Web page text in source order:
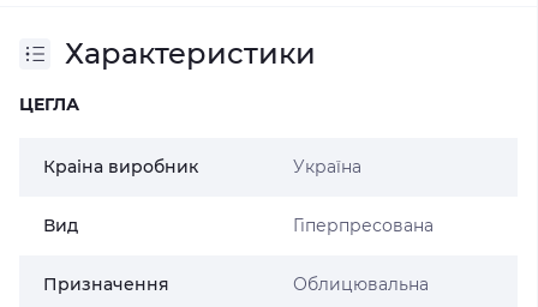
Характеристики
ЦЕГЛА
Краіна виробник Україна
Вид Гіперпресована
Призначення Облицювальна